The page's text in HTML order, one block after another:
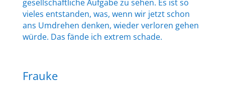
gesellschaftliche Aufgabe zu sehen. Es ist so
vieles entstanden, was, wenn wir jetzt schon
ans Umdrehen denken, wieder verloren gehen
würde. Das fände ich extrem schade.
Frauke